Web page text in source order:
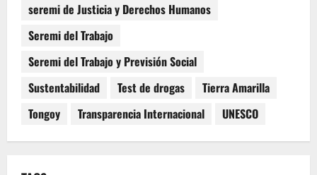
seremi de Justicia y Derechos Humanos
Seremi del Trabajo
Seremi del Trabajo y Previsión Social
Sustentabilidad
Test de drogas
Tierra Amarilla
Tongoy
Transparencia Internacional UNESCO